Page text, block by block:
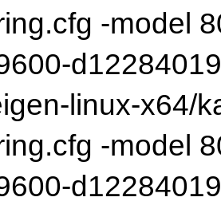
-model
linux-x64/
-model